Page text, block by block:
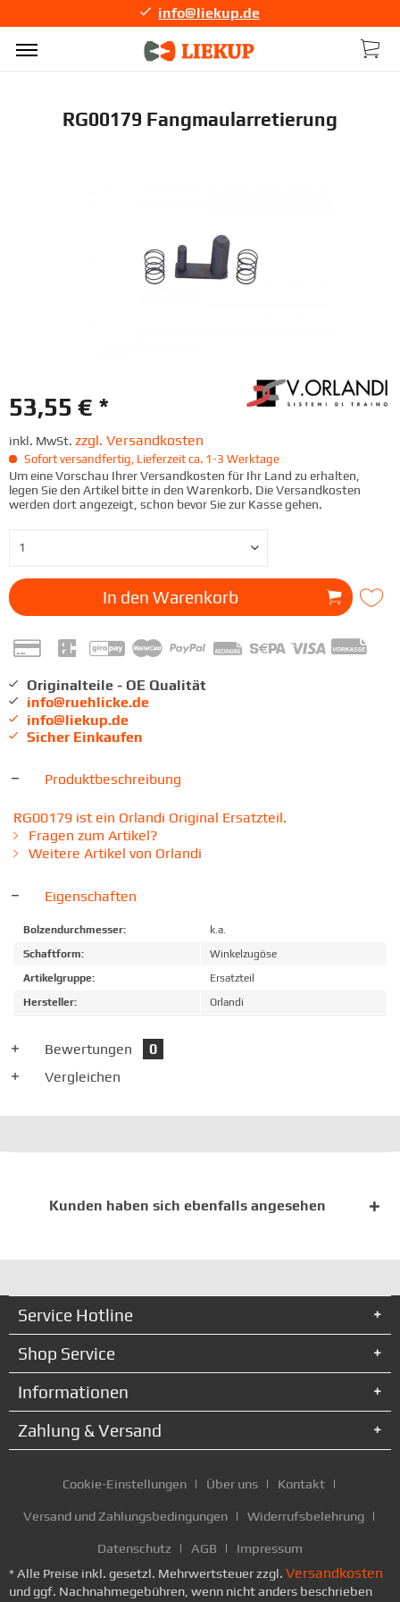
info@liekup.de
RG00179 Fangmaularretierung
53,55 € *
inkl. MwSt. zzgl. Versandkosten
Sofort versandfertig, Lieferzeit ca. 1-3 Werktage
Um eine Vorschau Ihrer Versandkosten für Ihr Land zu erhalten,
legen Sie den Artikel bitte in den Warenkorb. Die Versandkosten
werden dort angezeigt, schon bevor Sie zur Kasse gehen.
In den Warenkorb
Originalteile - OE Qualität
info@ruehlicke.de
info@liekup.de
Sicher Einkaufen
Produktbeschreibung
RG00179 ist ein Orlandi Original Ersatzteil.
Fragen zum Artikel?
Weitere Artikel von Orlandi
Eigenschaften
Bolzendurchmesser:
k.a.
Schaftform:
Winkelzugöse
Artikelgruppe:
Ersatzteil
Hersteller:
Orlandi
Bewertungen
0
Vergleichen
Kunden haben sich ebenfalls angesehen
Service Hotline
Shop Service
Informationen
Zahlung & Versand
Cookie-Einstellungen Über uns Kontakt
Versand und Zahlungsbedingungen Widerrufsbelehrung
Datenschutz AGB
Impressum
* Alle Preise inkl. gesetzl. Mehrwertsteuer zzgl. Versandkosten
und ggf. Nachnahmegebühren, wenn nicht anders beschrieben